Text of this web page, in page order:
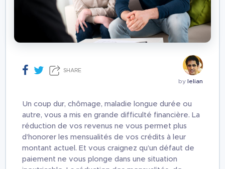
SHARE
by lelian
Un coup dur, chômage, maladie longue durée ou
autre, vous a mis en grande difficulté financière. La
réduction de vos revenus ne vous permet plus
d’honorer les mensualités de vos crédits à leur
montant actuel. Et vous craignez qu’un défaut de
paiement ne vous plonge dans une situation